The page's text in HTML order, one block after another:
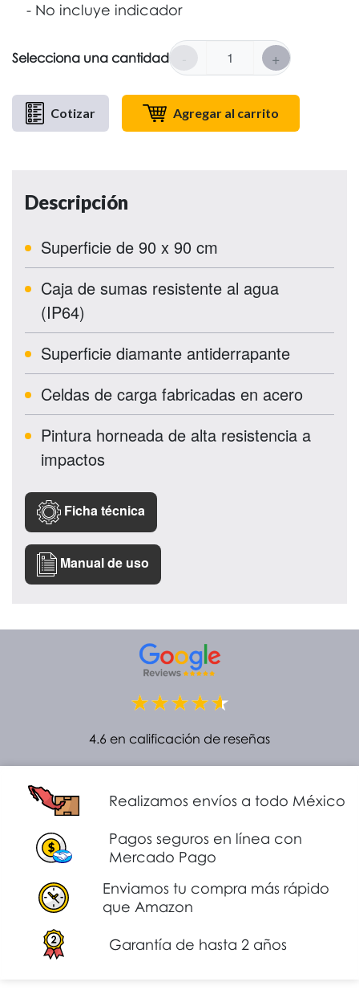
No incluye indicador
Selecciona una cantidad +
Cotizar Agregar al carrito
Descripción
Superficie de 90 x 90 cm
Caja de sumas resistente al agua
(IP64)
Superficie diamante antiderrapante
Celdas de carga fabricadas en acero
Pintura horneada de alta resistencia a
impactos
Ficha técnica
Manual de uso
4.6 en calificación de reseñas
Realizamos envíos a todo México
Pagos seguros en línea con
Mercado Pago
Enviamos tu compra más rápido
que Amazon
Garantía de hasta 2 años